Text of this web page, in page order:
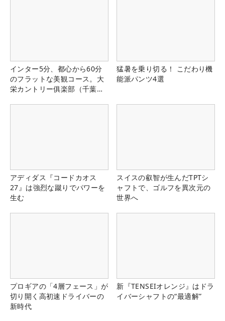
インター5分、都心から60分
のフラットな美観コース。大
栄カントリー俱楽部（千葉
猛暑を乗り切る！ こだわり機
能派パンツ4選
アディダス『コードカオス
27』は強烈な蹴りでパワーを
生む
スイスの叡智が生んだTPTシ
ャフトで、ゴルフを異次元の
世界へ
プロギアの「4層フェース」が
切り開く高初速ドライバーの
新時代
新『TENSEIオレンジ』はドラ
イバーシャフトの“最適解”